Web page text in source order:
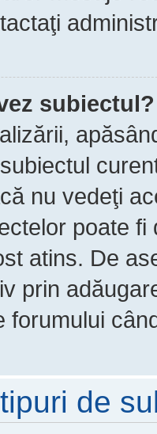
subiectul?
nu vedeţi
poate
atins. De
prin
forumului
de